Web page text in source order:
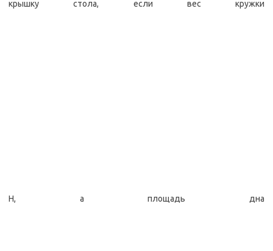
крышку стола, если вес кружки
Н, а площадь дна